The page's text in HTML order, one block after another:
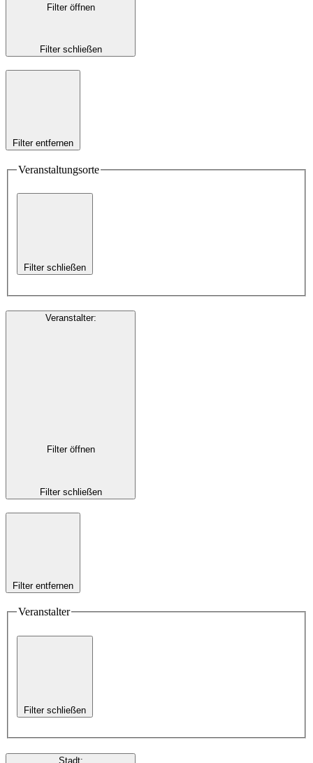
Filter öffnen
Filter schließen
Filter entfernen
Veranstaltungsorte
Filter schließen
Veranstalter:
Filter öffnen
Filter schließen
Filter entfernen
Veranstalter
Filter schließen
Stadt: